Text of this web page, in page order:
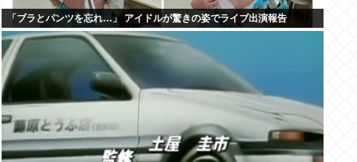
「ブラとパンツを忘れ…」 アイドルが驚きの姿でライブ出演報告